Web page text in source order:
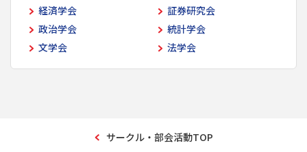
経済学会
証券研究会
政治学会
統計学会
文学会
法学会
サークル・部会活動TOP